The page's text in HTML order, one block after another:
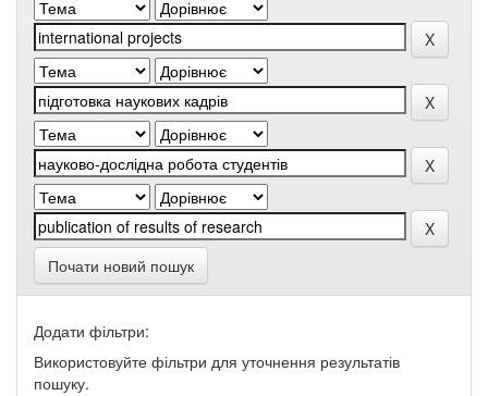
Почати новий пошук
Додати фільтри:
Використовуйте фільтри для уточнення результатів
пошуку.